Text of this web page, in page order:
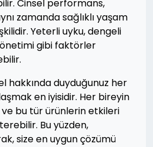
Cinsel performans,
zamanda sağlıklı yaşam
Yeterli uyku, dengeli
gibi faktörler
hakkında duyduğunuz her
en iyisidir. Her bireyin
ve bu tür ürünlerin etkileri
Bu yüzden,
size en uygun çözümü